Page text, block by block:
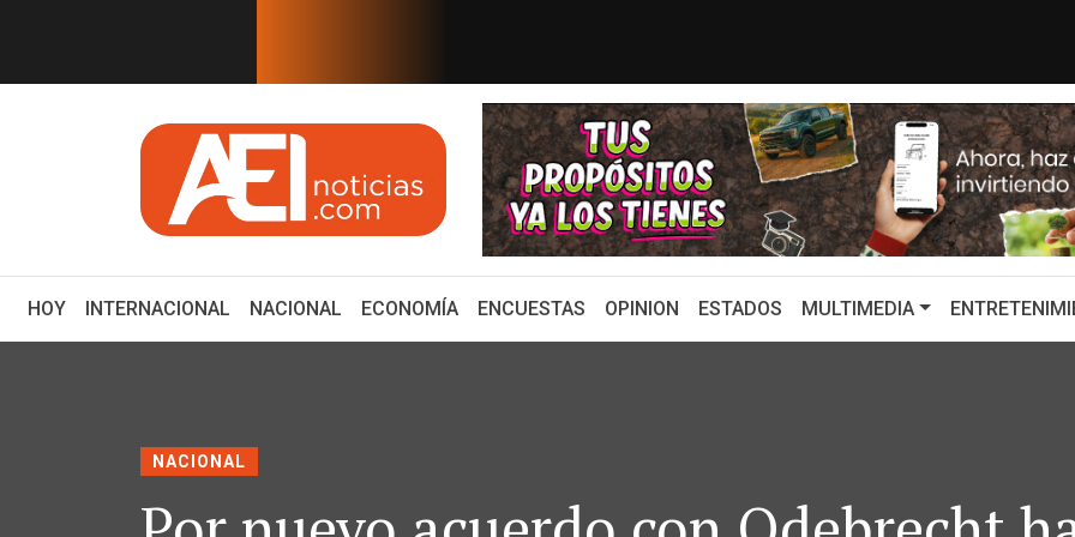
EN TIEMPO REAL
México serán publicado en mi... ¿Cuál es el plan de Sheinbaum para recuperar importa... ¿Por qué
HOY(CURRENT)
INTERNACIONAL NACIONAL ECONOMÍA ENCUESTAS OPINION ESTADOS MULTIMEDIA
NACIONAL